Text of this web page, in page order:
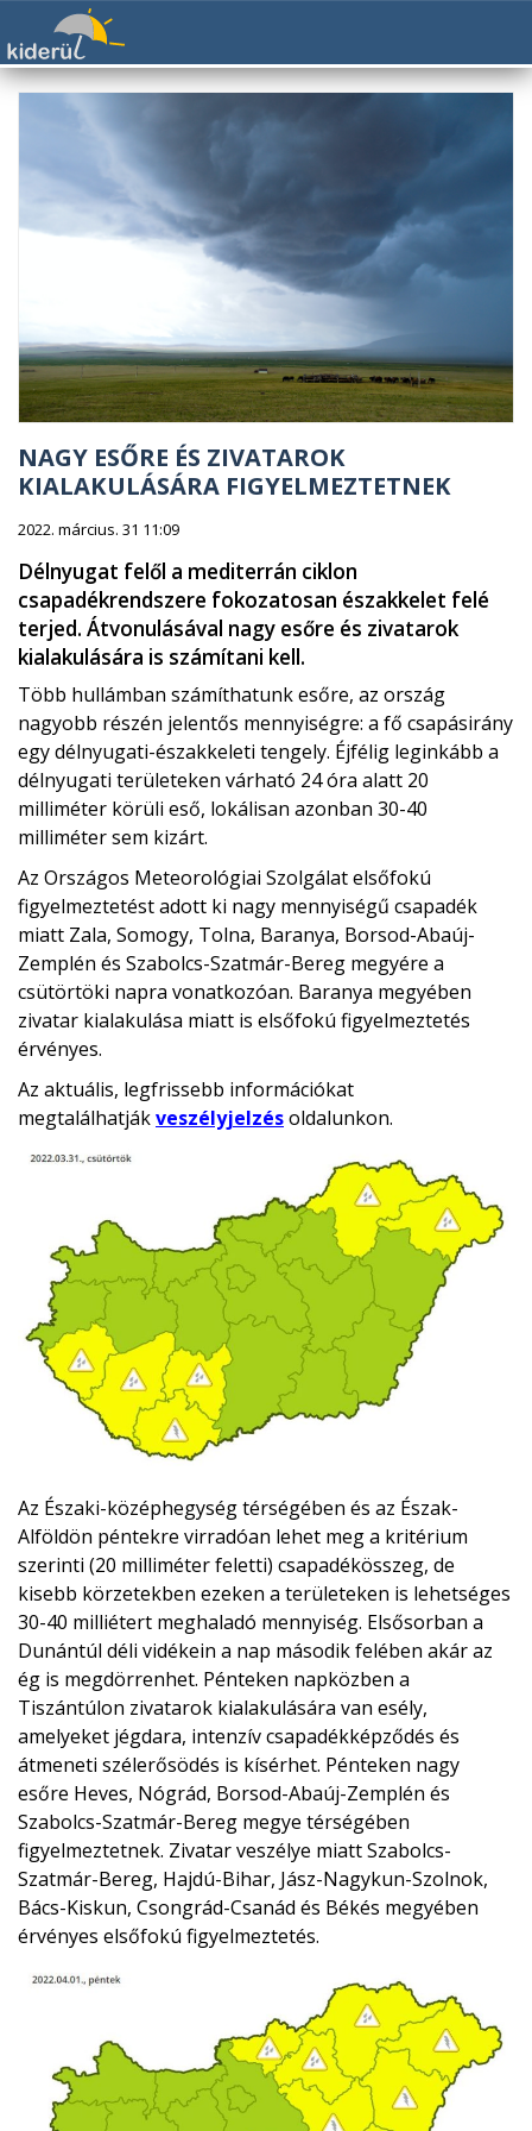
NAGY ESŐRE ÉS ZIVATAROK
KIALAKULÁSÁRA FIGYELMEZTETNEK
2022. március. 31 11:09
Délnyugat felől a mediterrán ciklon
csapadékrendszere fokozatosan északkelet felé
terjed. Átvonulásával nagy esőre és zivatarok
kialakulására is számítani kell.
Több hullámban számíthatunk esőre, az ország
nagyobb részén jelentős mennyiségre: a fő csapásirány
egy délnyugati-északkeleti tengely. Éjfélig leginkább a
délnyugati területeken várható 24 óra alatt 20
milliméter körüli eső, lokálisan azonban 30-40
milliméter sem kizárt.
Az Országos Meteorológiai Szolgálat elsőfokú
figyelmeztetést adott ki nagy mennyiségű csapadék
miatt Zala, Somogy, Tolna, Baranya, Borsod-Abaúj-
Zemplén és Szabolcs-Szatmár-Bereg megyére a
csütörtöki napra vonatkozóan. Baranya megyében
zivatar kialakulása miatt is elsőfokú figyelmeztetés
érvényes.
Az aktuális, legfrissebb információkat
megtalálhatjákveszélyjelzésoldalunkon.
Az Északi-középhegység térségében és az Észak-
Alföldön péntekre virradóan lehet meg a kritérium
szerinti (20 milliméter feletti) csapadékösszeg, de
kisebb körzetekben ezeken a területeken is lehetséges
30-40 milliétert meghaladó mennyiség. Elsősorban a
Dunántúl déli vidékein a nap második felében akár az
ég is megdörrenhet. Pénteken napközben a
Tiszántúlon zivatarok kialakulására van esély,
amelyeket jégdara, intenzív csapadékképződés és
átmeneti szélerősödés is kísérhet. Pénteken nagy
esőre Heves, Nógrád, Borsod-Abaúj-Zemplén és
Szabolcs-Szatmár-Bereg megye térségében
figyelmeztetnek. Zivatar veszélye miatt Szabolcs-
Szatmár-Bereg, Hajdú-Bihar, Jász-Nagykun-Szolnok,
Bács-Kiskun, Csongrád-Csanád és Békés megyében
érvényes elsőfokú figyelmeztetés.